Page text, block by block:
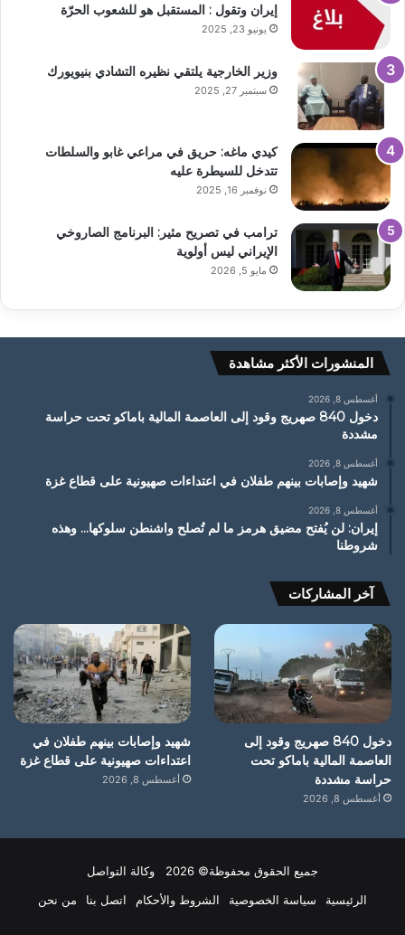
إيران وتقول : المستقبل هو للشعوب الحرّة
يونيو 23, 2025
وزير الخارجية يلتقي نظيره التشادي بنيويورك
سبتمبر 27, 2025
كيدي ماغه: حريق في مراعي غابو والسلطات
تتدخل للسيطرة عليه
نوفمبر 16, 2025
ترامب في تصريح مثير: البرنامج الصاروخي
الإيراني ليس أولوية
مايو 5, 2026
المنشورات الأكثر مشاهدة
أغسطس 8, 2026
دخول 840 صهريج وقود إلى العاصمة المالية باماكو تحت حراسة
مشددة
أغسطس 8, 2026
شهيد وإصابات بينهم طفلان في اعتداءات صهيونية على قطاع غزة
أغسطس 8, 2026
إيران: لن يُفتح مضيق هرمز ما لم تُصلح واشنطن سلوكها… وهذه
شروطنا
آخر المشاركات
دخول 840 صهريج وقود إلى
العاصمة المالية باماكو تحت
حراسة مشددة
أغسطس 8, 2026
شهيد وإصابات بينهم طفلان في
اعتداءات صهيونية على قطاع غزة
أغسطس 8, 2026
جميع الحقوق محفوظة© 2026 وكالة التواصل
الرئيسية
سياسة الخصوصية الشروط والأحكام اتصل بنا من نحن